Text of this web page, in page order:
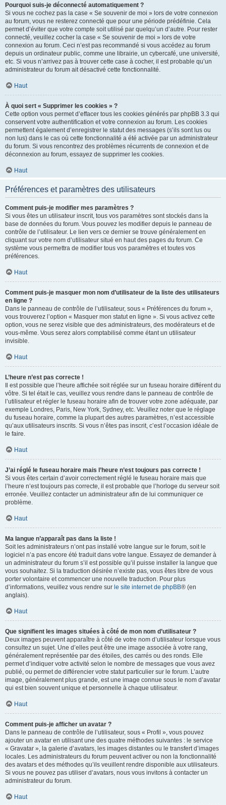
Pourquoi suis-je déconnecté automatiquement ?
Si vous ne cochez pas la case « Se souvenir de moi » lors de votre connexion
au forum, vous ne resterez connecté que pour une période prédéfinie. Cela
permet d’éviter que votre compte soit utilisé par quelqu’un d’autre. Pour rester
connecté, veuillez cocher la case « Se souvenir de moi » lors de votre
connexion au forum. Ceci n’est pas recommandé si vous accédez au forum
depuis un ordinateur public, comme une librairie, un cybercafé, une université,
etc. Si vous n’arrivez pas à trouver cette case à cocher, il est probable qu’un
administrateur du forum ait désactivé cette fonctionnalité.
Haut
À quoi sert « Supprimer les cookies » ?
Cette option vous permet d’effacer tous les cookies générés par phpBB 3.3 qui
conservent votre authentification et votre connexion au forum. Les cookies
permettent également d’enregistrer le statut des messages (s’ils sont lus ou
non lus) dans le cas où cette fonctionnalité a été activée par un administrateur
du forum. Si vous rencontrez des problèmes récurrents de connexion et de
déconnexion au forum, essayez de supprimer les cookies.
Haut
Préférences et paramètres des utilisateurs
Comment puis-je modifier mes paramètres ?
Si vous êtes un utilisateur inscrit, tous vos paramètres sont stockés dans la
base de données du forum. Vous pouvez les modifier depuis le panneau de
contrôle de l’utilisateur. Le lien vers ce dernier se trouve généralement en
cliquant sur votre nom d’utilisateur situé en haut des pages du forum. Ce
système vous permettra de modifier tous vos paramètres et toutes vos
préférences.
Haut
Comment puis-je masquer mon nom d’utilisateur de la liste des utilisateurs
en ligne ?
Dans le panneau de contrôle de l’utilisateur, sous « Préférences du forum »,
vous trouverez l’option « Masquer mon statut en ligne ». Si vous activez cette
option, vous ne serez visible que des administrateurs, des modérateurs et de
vous-même. Vous serez alors comptabilisé comme étant un utilisateur
invisible.
Haut
L’heure n’est pas correcte !
Il est possible que l’heure affichée soit réglée sur un fuseau horaire différent du
vôtre. Si tel était le cas, veuillez vous rendre dans le panneau de contrôle de
l’utilisateur et régler le fuseau horaire afin de trouver votre zone adéquate, par
exemple Londres, Paris, New York, Sydney, etc. Veuillez noter que le réglage
du fuseau horaire, comme la plupart des autres paramètres, n’est accessible
qu’aux utilisateurs inscrits. Si vous n’êtes pas inscrit, c’est l’occasion idéale de
le faire.
Haut
J’ai réglé le fuseau horaire mais l’heure n’est toujours pas correcte !
Si vous êtes certain d’avoir correctement réglé le fuseau horaire mais que
l’heure n’est toujours pas correcte, il est probable que l’horloge du serveur soit
erronée. Veuillez contacter un administrateur afin de lui communiquer ce
problème.
Haut
Ma langue n’apparaît pas dans la liste !
Soit les administrateurs n’ont pas installé votre langue sur le forum, soit le
logiciel n’a pas encore été traduit dans votre langue. Essayez de demander à
un administrateur du forum s’il est possible qu’il puisse installer la langue que
vous souhaitez. Si la traduction désirée n’existe pas, vous êtes libre de vous
porter volontaire et commencer une nouvelle traduction. Pour plus
d’informations, veuillez vous rendre sur le site internet de phpBB® (en
anglais).
Haut
Que signifient les images situées à côté de mon nom d’utilisateur ?
Deux images peuvent apparaître à côté de votre nom d’utilisateur lorsque vous
consultez un sujet. Une d’elles peut être une image associée à votre rang,
généralement représentée par des étoiles, des carrés ou des ronds. Elle
permet d’indiquer votre activité selon le nombre de messages que vous avez
publié, ou permet de différencier votre statut particulier sur le forum. L’autre
image, généralement plus grande, est une image connue sous le nom d’avatar
qui est bien souvent unique et personnelle à chaque utilisateur.
Haut
Comment puis-je afficher un avatar ?
Dans le panneau de contrôle de l’utilisateur, sous « Profil », vous pouvez
ajouter un avatar en utilisant une des quatre méthodes suivantes : le service
« Gravatar », la galerie d’avatars, les images distantes ou le transfert d’images
locales. Les administrateurs du forum peuvent activer ou non la fonctionnalité
des avatars et des méthodes qu’ils veuillent rendre disponible aux utilisateurs.
Si vous ne pouvez pas utiliser d’avatars, nous vous invitons à contacter un
administrateur du forum.
Haut